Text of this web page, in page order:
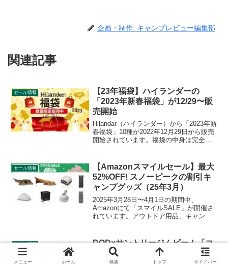
企画・制作: キャンプレビュー編集部
関連記事
セール情報
【23年福袋】ハイランダーの
「2023年新春福袋」が12/29〜販
売開始
Hilandar（ハイランダー）から「2023年新
春福袋」10種が2022年12月29日から販売
開始されています。福袋の中身は完全に
得な福袋となっています。詳細をレビュ
ーします。
セール情報
【Amazonスマイルセール】最大
52%OFF! スノーピークの割引キ
ャンプグッズ（25年3月）
2025年3月28日〜4月1日の期間中、
Amazonにて「スマイルSALE」が開催さ
れています。アウトドア用品、キャンプ
もお得に購入できます。詳細をレビュー
セール情報
DOD×サントリージムビーム「コ
ラボジョッキ」がついてくる！キ
ャンペーン
メニュー ホーム 検索 トップ サイドバー